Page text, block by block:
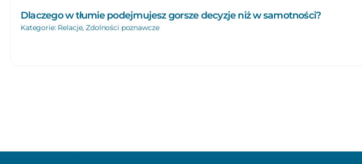
Dlaczego w tłumie podejmujesz gorsze decyzje niż w samotności?
Kategorie: Relacje,Zdolności poznawcze